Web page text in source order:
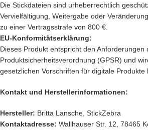
Die Stickdateien sind urheberrechtlich
Vervielfältigung, Weitergabe oder
zu einer Vertragsstrafe von 800 €.
EU-Konformitätserklärung:
Dieses Produkt entspricht den Anforderungen
Produktsicherheitsverordnung (GPSR) und
gesetzlichen Vorschriften für digitale Produkte
Kontakt und Herstellerinformationen:
Hersteller: Britta Lansche, StickZebra
Kontaktadresse: Wallhauser Str. 12, 78465